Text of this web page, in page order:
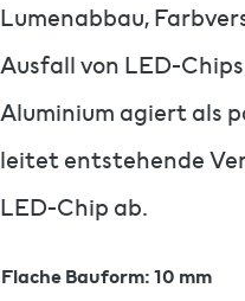
Lumenabbau,
Ausfall von LED-
Aluminium agiert als
leitet entstehende
LED-Chip ab.
Flache Bauform: 10 mm